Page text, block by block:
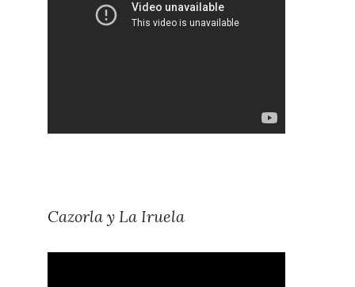
Cazorla y La Iruela